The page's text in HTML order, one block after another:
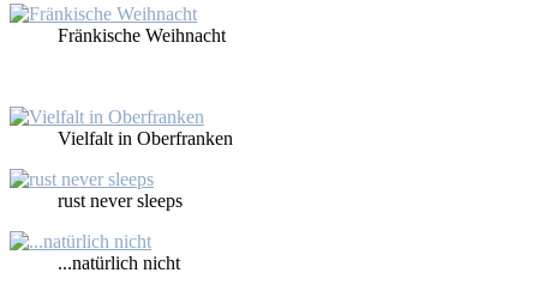
Frän­ki­sche Weih­nacht
Viel­falt in Ober­fran­ken
rust never sleeps
...na­tür­lich nicht